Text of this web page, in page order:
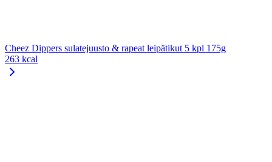
Cheez Dippers sulatejuusto & rapeat leipätikut 5 kpl 175g
263 kcal